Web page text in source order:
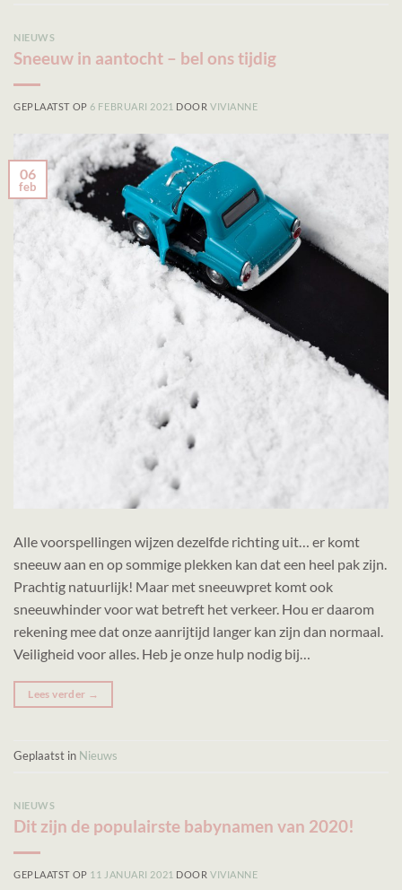
NIEUWS
Sneeuw in aantocht – bel ons tijdig
GEPLAATST OP6 FEBRUARI 2021 DOORVIVIANNE
06
feb
Alle voorspellingen wijzen dezelfde richting uit… er komt
sneeuw aan en op sommige plekken kan dat een heel pak zijn.
Prachtig natuurlijk! Maar met sneeuwpret komt ook
sneeuwhinder voor wat betreft het verkeer. Hou er daarom
rekening mee dat onze aanrijtijd langer kan zijn dan normaal.
Veiligheid voor alles. Heb je onze hulp nodig bij…
Lees verder →
Geplaatst in Nieuws
NIEUWS
Dit zijn de populairste babynamen van 2020!
GEPLAATST OP 11 JANUARI 2021 DOORVIVIANNE